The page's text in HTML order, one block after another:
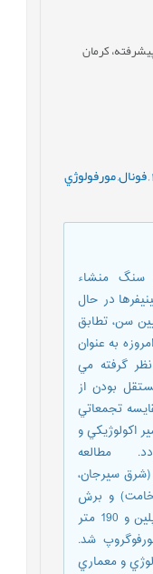
کرمان
فونال,مورفولوژي
منشاء
در حال
سن، تطابق
به عنوان
گرفته مي
بودن از
تجمعاتي
اکولوژيکي و
مطالعه
سيرجان،
و 156 متر ضخامت) و برش
ورکان (جنوب غربي کاشان؛ با سن روپلين و 190 متر
شد.
و معماري